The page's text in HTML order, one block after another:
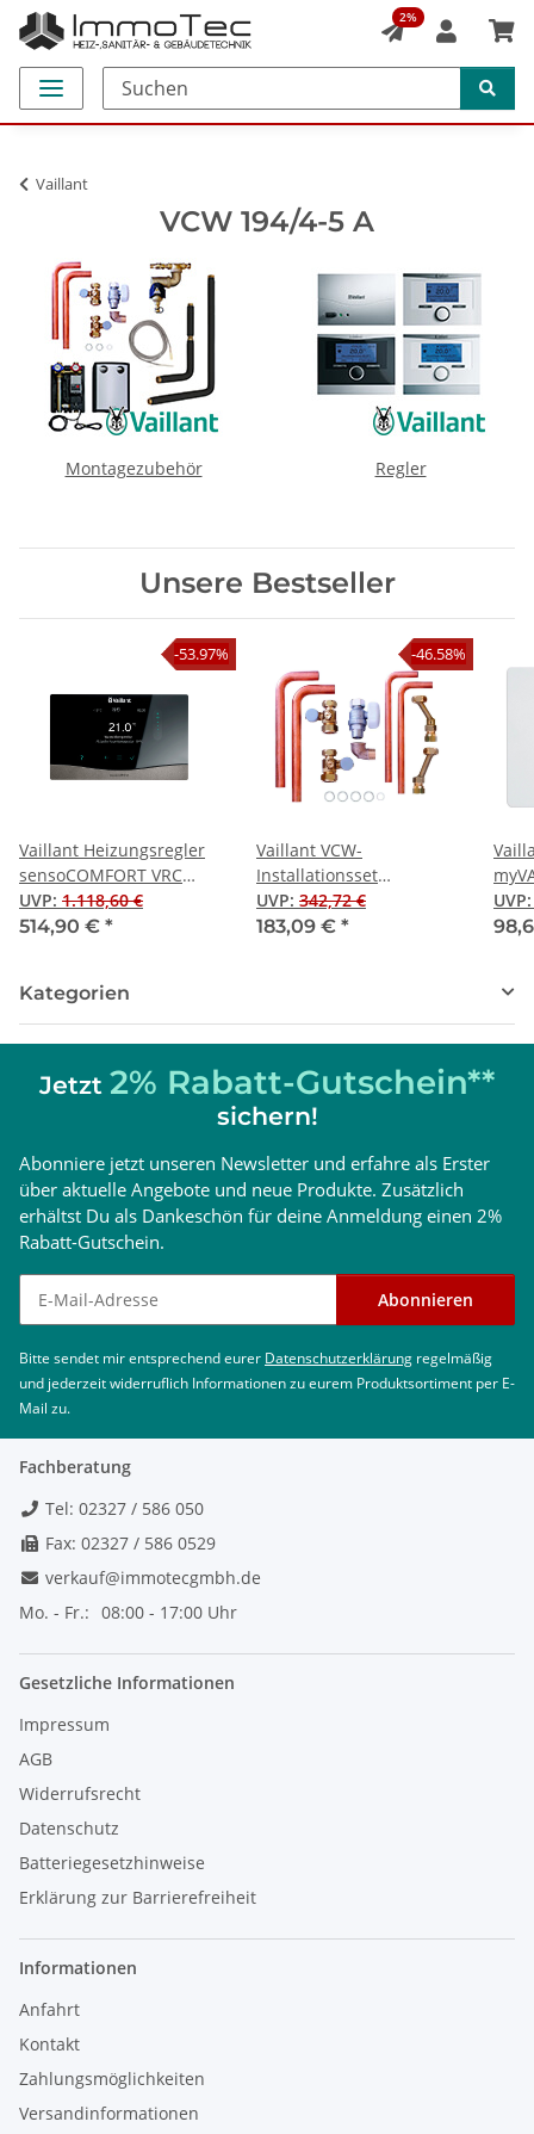
2%
Vaillant
VCW 194/4-5 A
Montagezubehör Regler
Unsere Bestseller
-53.97%
Vaillant Heizungsregler
sensoCOMFORT VRC
720/3, eBUS-Schnittstelle
UVP: 1.118,60 €
514,90 € *
-46.58%
Vaillant VCW-
Installationsset
Auf-/Unterputz, Rohre
kürzbar
UVP: 342,72 €
183,09 € *
UVP
Kategorien
Jetzt 2% Rabatt-Gutschein**
sichern!
Abonniere jetzt unseren Newsletter und erfahre als Erster
über aktuelle Angebote und neue Produkte. Zusätzlich
erhältst Du als Dankeschön für deine Anmeldung einen 2%
Rabatt-Gutschein.
Newsletter abonnieren Abonnieren
Bitte sendet mir entsprechend eurer Datenschutzerklärung regelmäßig
und jederzeit widerruflich Informationen zu eurem Produktsortiment per E-
Mail zu.
Fachberatung
Tel: 02327 / 586 050
Fax: 02327 / 586 0529
verkauf@immotecgmbh.de
Mo. - Fr.: 08:00 - 17:00 Uhr
Gesetzliche Informationen
Impressum
AGB
Widerrufsrecht
Datenschutz
Batteriegesetzhinweise
Erklärung zur Barrierefreiheit
Informationen
Anfahrt
Kontakt
Zahlungsmöglichkeiten
Versandinformationen